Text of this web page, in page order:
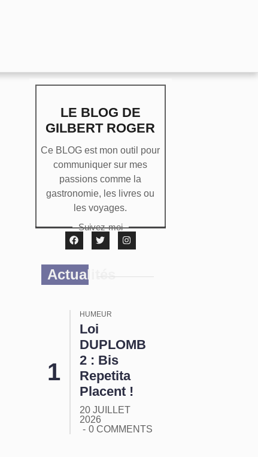
LE BLOG DE
GILBERT ROGER
Ce BLOG est mon outil pour
communiquer sur mes
passions comme la
gastronomie, les livres ou
les voyages.
Suivez-moi
Actualités
HUMEUR
Loi
DUPLOMB
2 : Bis
Repetita
Placent !
20 JUILLET
2026
0 COMMENTS